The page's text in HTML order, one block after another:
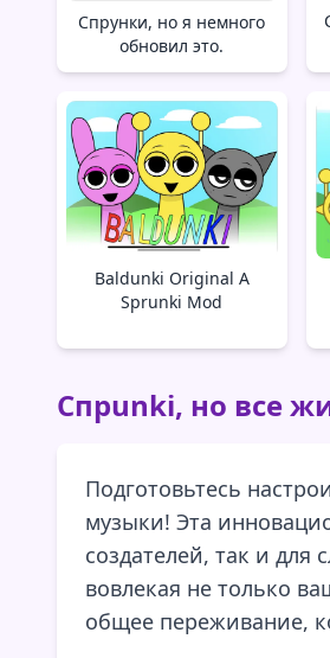
Спрунки, но я немного
обновил это.
Baldunki Original A
Sprunki Mod
Спрunki, но все
Подготовьтесь
музыки! Эта
создателей, так и
вовлекая не только
общее переживание,